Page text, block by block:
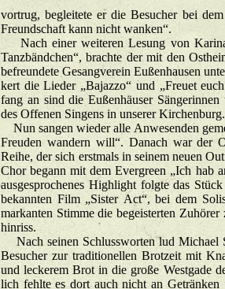
vor­trug, be­glei­te­te er die Be­su­cher bei
Freund­schaft kann nicht wan­ken“.
Nach einer wei­te­ren Le­sung von
Tanz­bänd­chen“, brach­te der mit den
be­freun­de­te Ge­sang­ver­ein Eu­ßen­hau­sen
kert die Lie­der „Ba­jaz­zo“ und „Freu­et
fang an sind die Eu­ßen­häu­ser
des Of­fe­nen Sin­gens in un­se­rer Kir­chen­burg.
Nun san­gen wie­der alle An­we­sen­den
Freu­den wan­dern will“. Da­nach war der
Reihe, der sich erst­mals in sei­nem neuen
Chor be­gann mit dem Ever­green „Ich hab
aus­ge­spro­che­nes High­light folg­te das
be­kann­ten Film „Sis­ter Act“, bei dem
mar­kan­ten Stim­me die be­geis­ter­ten
hin­riss.
Nach sei­nen Schluss­wor­ten lud Mi­cha­el
Be­su­cher zur tra­di­tio­nel­len Brot­zeit mit
und le­cke­rem Brot in die große West­ga­de
lich fehl­te es dort auch nicht an